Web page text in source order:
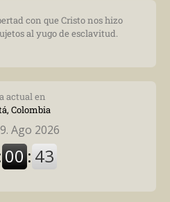
con que Cristo nos hizo
al yugo de esclavitud.
actual en
Colombia